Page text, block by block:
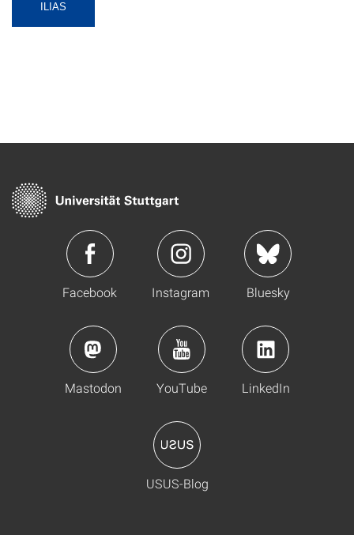
ILIAS
Facebook Instagram Bluesky
Mastodon YouTube LinkedIn
USUS-Blog